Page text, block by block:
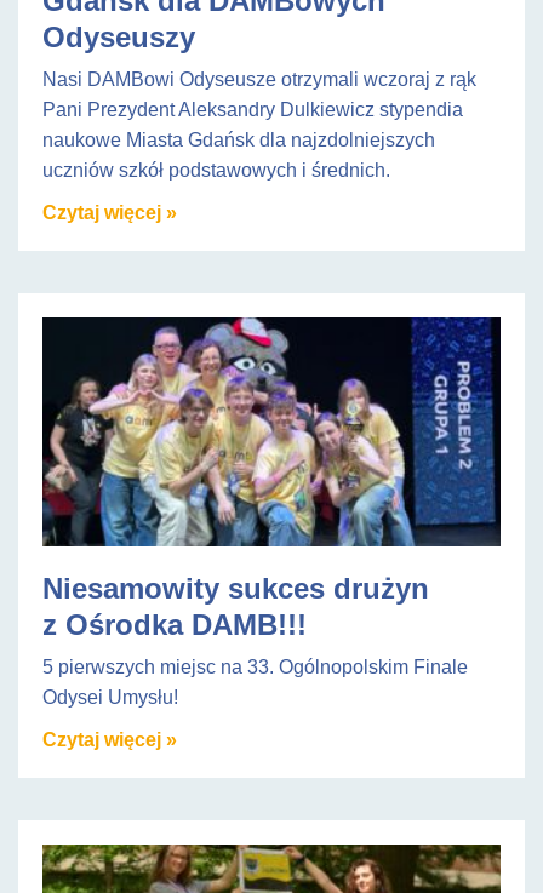
Odyseuszy
Nasi DAMBowi Odyseusze otrzymali wczoraj z rąk
Pani Prezydent Aleksandry Dulkiewicz stypendia
naukowe Miasta Gdańsk dla najzdolniejszych
uczniów szkół podstawowych i średnich.
Czytaj więcej »
Niesamowity sukces drużyn
z Ośrodka DAMB!!!
5 pierwszych miejsc na 33. Ogólnopolskim Finale
Odysei Umysłu!
Czytaj więcej »